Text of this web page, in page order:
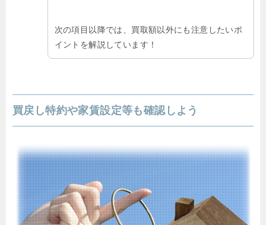
次の項目以降では、買取額以外にも注意したいポ
イントを解説しています！
買戻し特約や家賃設定等も確認しよう